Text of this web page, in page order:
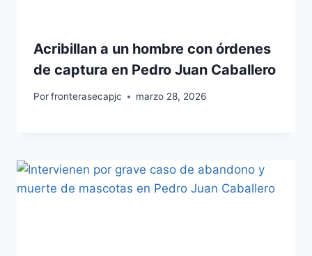
Acribillan a un hombre con órdenes
de captura en Pedro Juan Caballero
Porfronterasecapjc marzo 28, 2026